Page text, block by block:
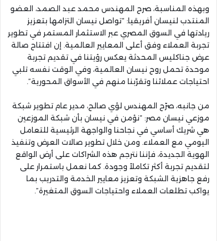
وبهذه المناسبة، صرح المهندس محمد عبد الصمد، العضو
المنتدب لنيسان أفريقيا: “تواصل نيسان التزامها بتعزيز
ريادتها في السوق المصري عبر الاستثمار المستمر في تطوير
تجربة العملاء وفق أعلى المعايير العالمية. إن افتتاح صالة
عرض جناكليس المحدثة يعكس رؤيتنا في تقديم تجربة
موحدة تحمل روح نيسان العالمية، وفي الوقت نفسه تلبي
احتياجات عملائنا وتقرّبنا منهم في الأسواق المحورية”.
من جانبه، صرّح المهندس لؤي صالح، مدير عام تطوير شبكة
موزعي نيسان مصر: “نؤمن في نيسان بأن شبكة الموزعين
هي شريك أساسي في نجاحنا والواجهة الرئيسية للتعامل
اليومي مع العملاء. ومن خلال تطوير صالات العرض وتنفيذ
الهوية الجديدة، فإننا نترجم هذه الشراكات على أرض الواقع
لتقديم تجربة أكثر تكاملاً وجودة. كما نعمل باستمرار على
رفع جاهزية الشبكة وتعزيز معايير الخدمة والتدريب بما
يواكب تطلعات العملاء واحتياجات السوق المتغيرة”.